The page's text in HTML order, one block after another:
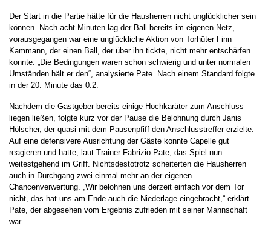
Der Start in die Partie hätte für die Hausherren nicht unglücklicher sein
können. Nach acht Minuten lag der Ball bereits im eigenen Netz,
vorausgegangen war eine unglückliche Aktion von Torhüter Finn
Kammann, der einen Ball, der über ihn tickte, nicht mehr entschärfen
konnte. „Die Bedingungen waren schon schwierig und unter normalen
Umständen hält er den“, analysierte Pate. Nach einem Standard folgte
in der 20. Minute das 0:2.
Nachdem die Gastgeber bereits einige Hochkaräter zum Anschluss
liegen ließen, folgte kurz vor der Pause die Belohnung durch Janis
Hölscher, der quasi mit dem Pausenpfiff den Anschlusstreffer erzielte.
Auf eine defensivere Ausrichtung der Gäste konnte Capelle gut
reagieren und hatte, laut Trainer Fabrizio Pate, das Spiel nun
weitestgehend im Griff. Nichtsdestotrotz scheiterten die Hausherren
auch in Durchgang zwei einmal mehr an der eigenen
Chancenverwertung. „Wir belohnen uns derzeit einfach vor dem Tor
nicht, das hat uns am Ende auch die Niederlage eingebracht,“ erklärt
Pate, der abgesehen vom Ergebnis zufrieden mit seiner Mannschaft
war.